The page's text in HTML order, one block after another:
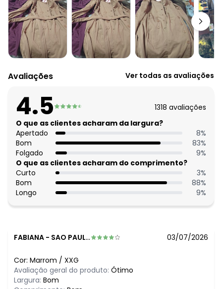
Complemento: Recorte anatômico
Fechamento: Botão
Tecido: Meia malha com pelucia
Composição: 100% poliéster
Histórico de preços
O preço apresentado abaixo é o menor oferecido em
algum dia do mês, para o menor tamanho disponível.
julho/2026 R$ 129,99
junho/2026 N/D*
maio/2026
abril/2026 N/D*
março/2026 N/D*
fevereiro/2026 N/D*
Avaliações Ver todas as avaliações
4.5 1318 avaliações
O que as clientes acharam da largura?
Apertado
8%
Bom
83%
Folgado
9%
O que as clientes acharam do comprimento?
Curto
3%
Bom
88%
Longo
9%
FABIANA - SAO PAULO - SP 03/07/2026
Cor: Marrom / XXG
Avaliação geral do produto: Ótimo
Largura: Bom